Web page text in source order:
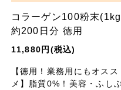
コラーゲン100粉末
約200日分 徳用
11,880円(税込)
【徳用！業務用にもオスス
メ】脂質0%！美容・ふしぶ